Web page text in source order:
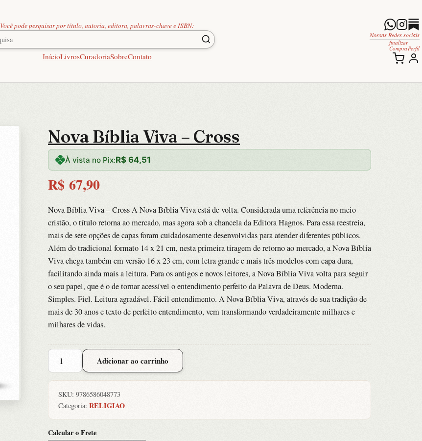
Você pode pesquisar por título, autoria, editora, palavras-chave e ISBN:
InícioLivrosCuradoriaSobreContato
Nossas Redes sociais
finalizar
Compra Perfil
Nova Bíblia Viva – Cross
À vista no Pix:R$ 64,51
R$ 67,90
Nova Bíblia Viva – Cross A Nova Bíblia Viva está de volta. Considerada uma referência no meio
cristão, o título retorna ao mercado, mas agora sob a chancela da Editora Hagnos. Para essa reestreia,
mais de sete opções de capas foram cuidadosamente desenvolvidas para atender diferentes públicos.
Além do tradicional formato 14 x 21 cm, nesta primeira tiragem de retorno ao mercado, a Nova Bíblia
Viva chega também em versão 16 x 23 cm, com letra grande e mais três modelos com capa dura,
facilitando ainda mais a leitura. Para os antigos e novos leitores, a Nova Bíblia Viva volta para seguir
o seu papel, que é o de tornar acessível o entendimento perfeito da Palavra de Deus. Moderna.
Simples. Fiel. Leitura agradável. Fácil entendimento. A Nova Bíblia Viva, através de sua tradição de
mais de 30 anos e texto de perfeito entendimento, vem transformando verdadeiramente milhares e
milhares de vidas.
Nova
Bíblia
Cross
quantidade
Adicionar ao carrinho
SKU: 9786586048773
Categoria: RELIGIAO
Calcular o Frete